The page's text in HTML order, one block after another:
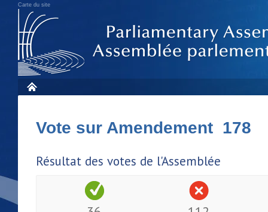
Carte du site
Vote sur Amendement 178
Résultat des votes de l'Assemblée